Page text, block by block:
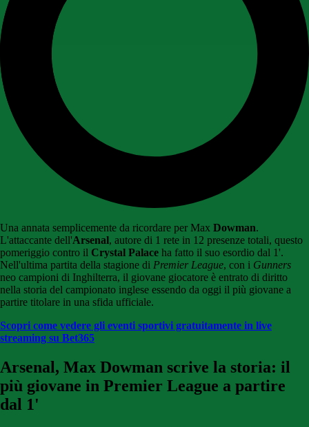
Una annata semplicemente da ricordare per Max Dowman.
L'attaccante dell'Arsenal, autore di 1 rete in 12 presenze totali, questo
pomeriggio contro il Crystal Palace ha fatto il suo esordio dal 1'.
Nell'ultima partita della stagione di Premier League, con i Gunners
neo campioni di Inghilterra, il giovane giocatore è entrato di diritto
nella storia del campionato inglese essendo da oggi il più giovane a
partire titolare in una sfida ufficiale.
Scopri come vedere gli eventi sportivi gratuitamente in live
streaming su Bet365
Arsenal, Max Dowman scrive la storia: il
più giovane in Premier League a partire
dal 1'